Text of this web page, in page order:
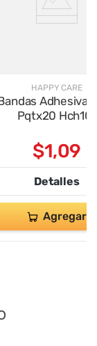
HAPPY CARE
Adhesivas
Pqtx20 Hch101
$1,09
Detalles
Agregar